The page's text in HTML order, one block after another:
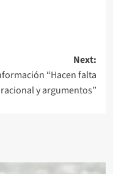
Next:
“Hacen falta
y argumentos”